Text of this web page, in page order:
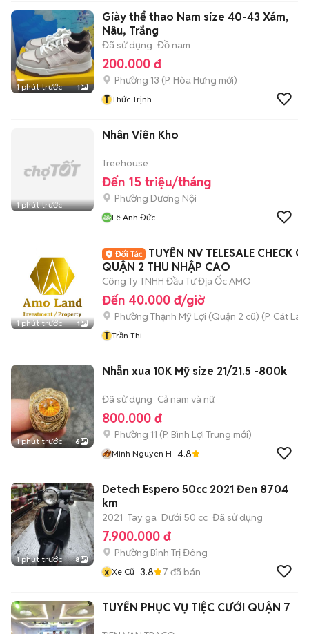
1 phút trước 1
Giày thể thao Nam size 40-43 Xám,
Nâu, Trắng
Đã sử dụng Đồ nam
200.000 đ
Phường 13 (P. Hòa Hưng mới)
T Thức Trịnh
1 phút trước
Nhân Viên Kho
Treehouse
Đến 15 triệu/tháng
Phường Dương Nội
Lê Anh Đức
1 phút trước 1
TUYỂN NV TELESALE CHECK
QUẬN 2 THU NHẬP CAO
Công Ty TNHH Đầu Tư Địa Ốc AMO
Đến 40.000 đ/giờ
Phường Thạnh Mỹ Lợi (Quận 2 cũ) (P. Cát Lái
T Trần Thi
1 phút trước 6
Nhẫn xua 10K Mỹ size 21/21.5 -800k
Đã sử dụng Cả nam và nữ
800.000 đ
Phường 11 (P. Bình Lợi Trung mới)
Minh Nguyen H 4.8
1 phút trước 8
Detech Espero 50cc 2021 Đen 8704
km
2021 Tay ga Dưới 50 cc Đã sử dụng
7.900.000 đ
Phường Bình Trị Đông
x Xe Cũ 3.8 7 đã bán
TUYỂN PHỤC VỤ TIỆC CƯỚI QUẬN 7